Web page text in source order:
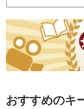
おすすめのキ